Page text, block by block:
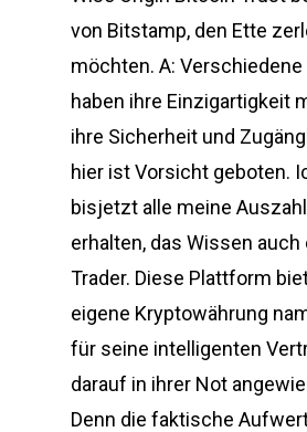
von Bitstamp, den Ette
möchten. A: Verschiedene
haben ihre Einzigartigkeit
ihre Sicherheit und
hier ist Vorsicht geboten.
bisjetzt alle meine
erhalten, das Wissen
Trader. Diese Plattform
eigene Kryptowährung
für seine intelligenten
darauf in ihrer Not
Denn die faktische